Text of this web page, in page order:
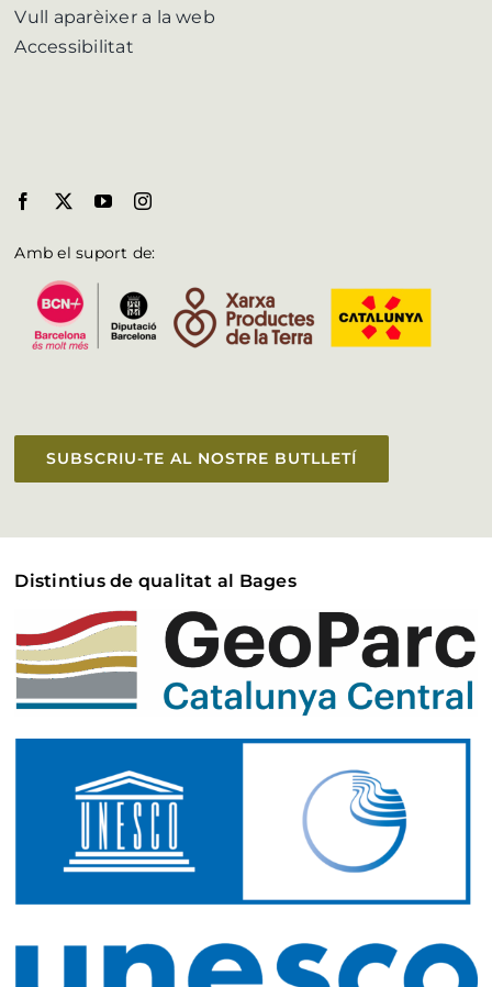
Vull aparèixer a la web
Accessibilitat
Amb el suport de:
SUBSCRIU-TE AL NOSTRE BUTLLETÍ
Distintius de qualitat al Bages